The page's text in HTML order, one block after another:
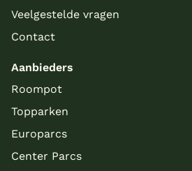
Veelgestelde vragen
Contact
Aanbieders
Roompot
Topparken
Europarcs
Center Parcs